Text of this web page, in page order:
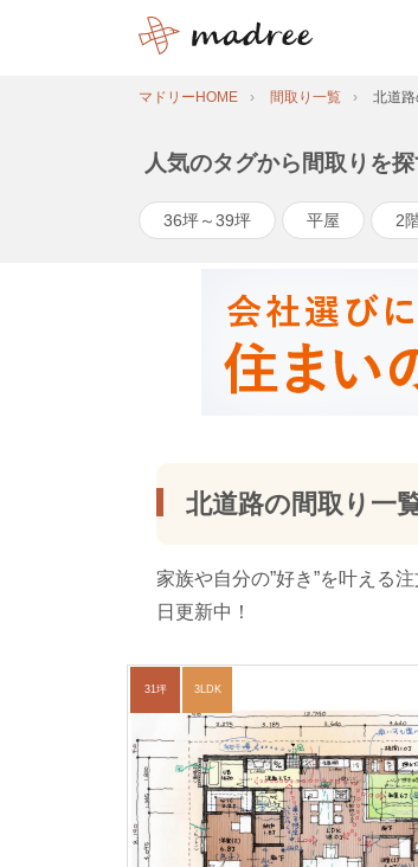
マドリーHOME 間取り一覧 北道
人気のタグから間取りを
36坪～39坪 平屋 2
北道路の間取り一
家族や自分の”好き”を叶える
日更新中！
31坪 3LDK